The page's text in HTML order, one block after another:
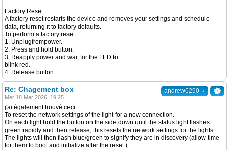
Factory Reset
A factory reset restarts the device and removes your settings and schedule
data, returning it to factory defaults.
To perform a factory reset:
1. Unplugfrompower.
2. Press and hold button.
3. Reapply power and wait for the LED to
blink red.
4. Release button.
andrew6290 ↓
Re: Chagement box
Mer 18 Mar 2026, 19:25
j'ai également trouvé ceci :
To reset the network settings of the light for a new connection.
On each light hold the button on the side down until the status light flashes
green rapidly and then release, this resets the network settings for the lights.
The lights will then flash blue/green to signify they are in discovery (allow time
for them to boot and initialize after the reset )